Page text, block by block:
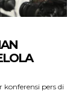
konferensi pers di